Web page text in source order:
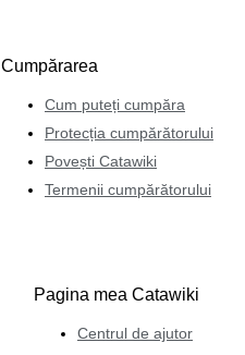
Cumpărarea
Cum puteți cumpăra
Protecția cumpărătorului
Povești Catawiki
Termenii cumpărătorului
Pagina mea Catawiki
Centrul de ajutor